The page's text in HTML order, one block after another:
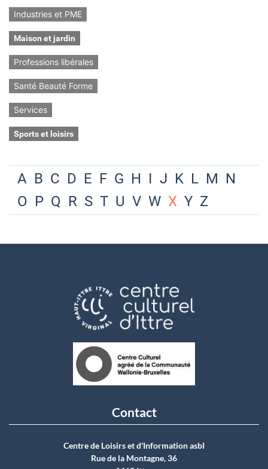
Industries et PME
Maison et jardin
Professions libérales
Santé Beauté Forme
Services
Sports et loisirs
A B C D E F G H I J K L M N
O P Q R S T U V W X Y Z
Contact
Centre de Loisirs et d'Information asbI
Rue de la Montagne, 36